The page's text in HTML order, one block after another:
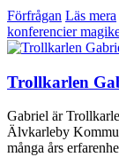
Förfrågan Läs mera
konferencier
Trollkarlen
Gabriel är
Älvkarleby
många års